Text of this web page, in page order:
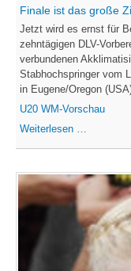
Finale ist das große
Jetzt wird es ernst für
zehntägigen DLV-
verbundenen
Stabhochspringer vom
in Eugene/Oregon
U20 WM-Vorschau
Weiterlesen …
große